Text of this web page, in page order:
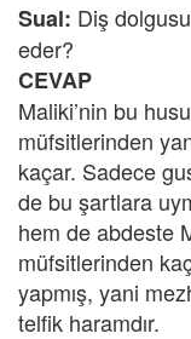
Sual: Diş
eder?
CEVAP
Maliki’nin bu
müfsitlerinden
kaçar. Sadece
de bu şartlara
hem de abdeste
müfsitlerinden
yapmış, yani
telfik haramdır.